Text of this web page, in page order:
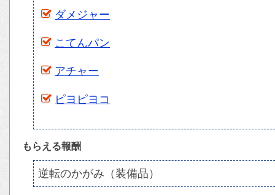
ダメジャー
こてんパン
アチャー
ピヨピヨコ
もらえる報酬
逆転のかがみ（装備品）